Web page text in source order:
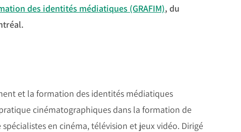
des identités médiatiques (GRAFIM), du
et la formation des identités médiatiques
cinématographiques dans la formation de
en cinéma, télévision et jeux vidéo. Dirigé